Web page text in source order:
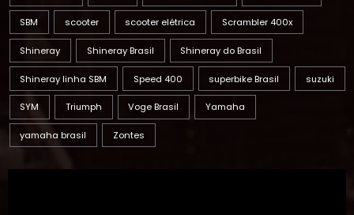
SBM scooter scooter elétrica Scrambler 400x
Shineray Shineray Brasil Shineray do Brasil
Shineray linha SBM Speed 400 superbike Brasil suzuki
SYM Triumph Voge Brasil Yamaha
yamaha brasil Zontes